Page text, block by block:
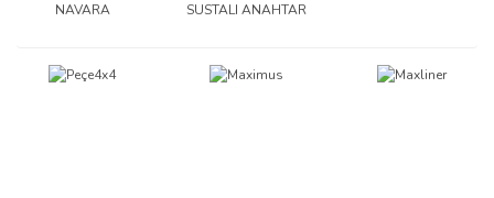
NAVARA SUSTALI ANAHTAR